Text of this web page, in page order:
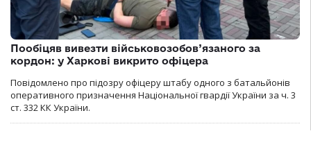
Пообіцяв вивезти військовозобов’язаного за
кордон: у Харкові викрито офіцера
Повідомлено про підозру офіцеру штабу одного з батальйонів
оперативного призначення Національної гвардії України за ч. 3
ст. 332 КК України.